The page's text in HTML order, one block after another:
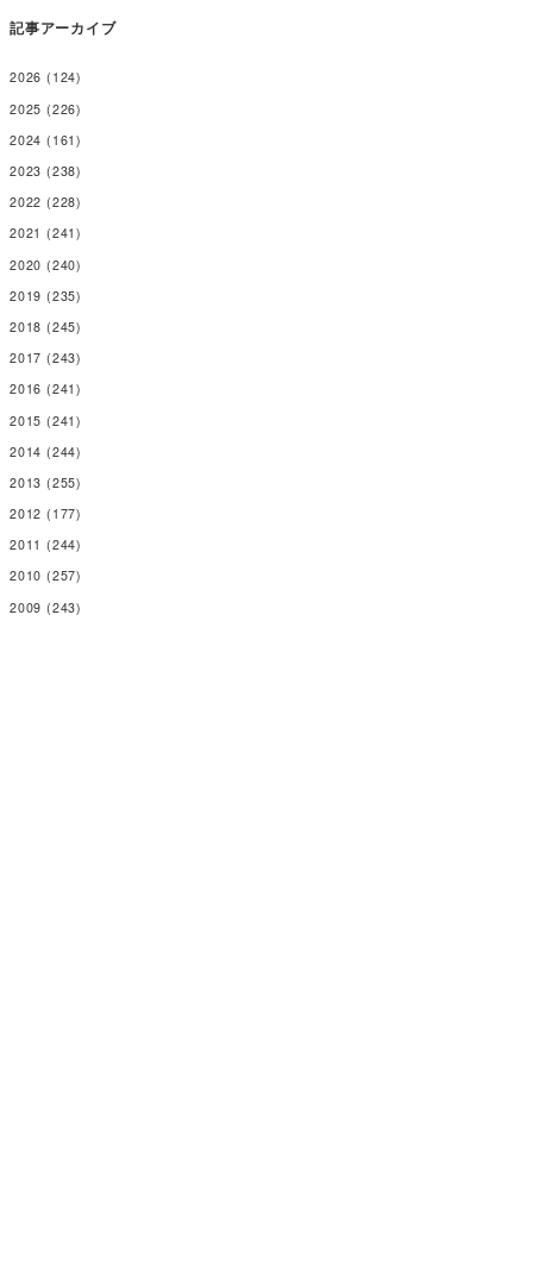
記事アーカイブ
2026 (124)
2025 (226)
2024 (161)
2023 (238)
2022 (228)
2021 (241)
2020 (240)
2019 (235)
2018 (245)
2017 (243)
2016 (241)
2015 (241)
2014 (244)
2013 (255)
2012 (177)
2011 (244)
2010 (257)
2009 (243)